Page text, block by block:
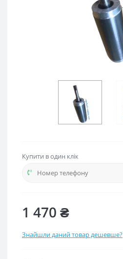
Купити в один клік
1 470 ₴
Знайшли даний товар дешевше?